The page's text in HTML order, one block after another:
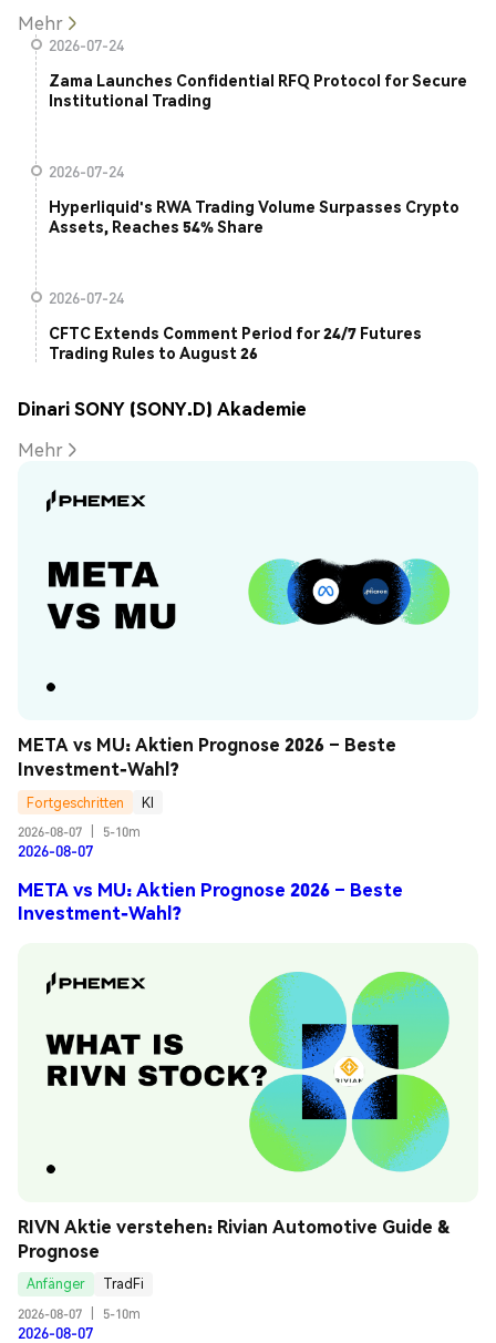
Mehr
2026-07-24
Zama Launches Confidential RFQ Protocol for Secure
Institutional Trading
2026-07-24
Hyperliquid's RWA Trading Volume Surpasses Crypto
Assets, Reaches 54% Share
2026-07-24
CFTC Extends Comment Period for 24/7 Futures
Trading Rules to August 26
Dinari SONY (SONY.D) Akademie
Mehr
META vs MU: Aktien Prognose 2026 – Beste
Investment-Wahl?
Fortgeschritten
KI
2026-08-07
5-10m
2026-08-07
META vs MU: Aktien Prognose 2026 – Beste
Investment-Wahl?
RIVN Aktie verstehen: Rivian Automotive Guide &
Prognose
Anfänger
TradFi
2026-08-07
5-10m
2026-08-07